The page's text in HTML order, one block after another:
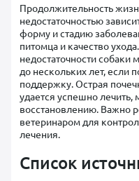
Продолжительность
недостаточностью
форму и стадию
питомца и качество
недостаточности собаки
до нескольких лет, если
поддержку. Острая
удается успешно
восстановлению. Важно
ветеринаром для
лечения.
Список